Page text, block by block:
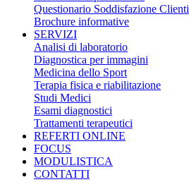
Questionario Soddisfazione Clienti
Brochure informative
SERVIZI
Analisi di laboratorio
Diagnostica per immagini
Medicina dello Sport
Terapia fisica e riabilitazione
Studi Medici
Esami diagnostici
Trattamenti terapeutici
REFERTI ONLINE
FOCUS
MODULISTICA
CONTATTI